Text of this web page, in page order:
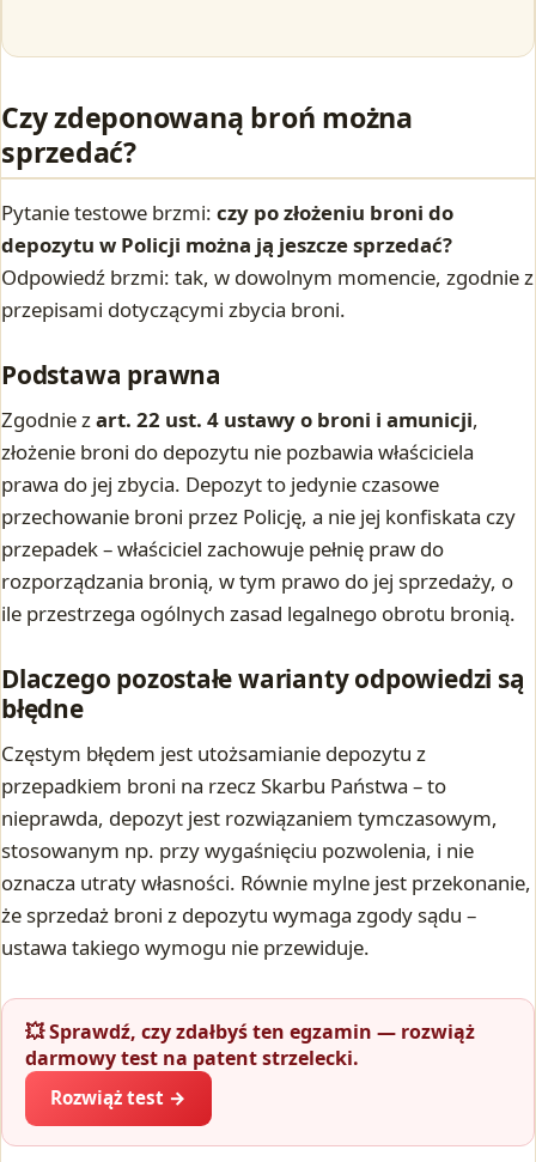
Czy zdeponowaną broń można
sprzedać?
Pytanie testowe brzmi: czy po złożeniu broni do
depozytu w Policji można ją jeszcze sprzedać?
Odpowiedź brzmi: tak, w dowolnym momencie, zgodnie z
przepisami dotyczącymi zbycia broni.
Podstawa prawna
Zgodnie zart. 22 ust. 4 ustawy o broni i amunicji,
złożenie broni do depozytu nie pozbawia właściciela
prawa do jej zbycia. Depozyt to jedynie czasowe
przechowanie broni przez Policję, a nie jej konfiskata czy
przepadek – właściciel zachowuje pełnię praw do
rozporządzania bronią, w tym prawo do jej sprzedaży, o
ile przestrzega ogólnych zasad legalnego obrotu bronią.
Dlaczego pozostałe warianty odpowiedzi są
błędne
Częstym błędem jest utożsamianie depozytu z
przepadkiem broni na rzecz Skarbu Państwa – to
nieprawda, depozyt jest rozwiązaniem tymczasowym,
stosowanym np. przy wygaśnięciu pozwolenia, i nie
oznacza utraty własności. Równie mylne jest przekonanie,
że sprzedaż broni z depozytu wymaga zgody sądu –
ustawa takiego wymogu nie przewiduje.
💥 Sprawdź, czy zdałbyś ten egzamin — rozwiąż
darmowy test na patent strzelecki.
Rozwiąż test →